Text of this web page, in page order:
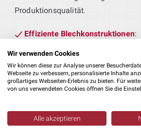
Produktionsqualität.
Effiziente Blechkonstruktionen:
wir entwickeln passgenaue
Ihre Produktionsanforderungen
Sie liefern das Produkt – wir die
Anlagentechnik. Von der ersten
Wir verwenden Cookies
Wir können diese zur Analyse unserer
Webseite zu verbessern, personalisierte Inhalte
großartiges Webseiten-Erlebnis zu bieten. Für
von uns verwendeten Cookies öffnen Sie die
Alle akzeptieren